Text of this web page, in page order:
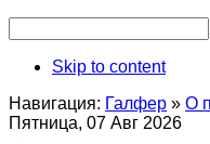
Skip to content
Навигация: Галфер » О
Пятница, 07 Авг 2026